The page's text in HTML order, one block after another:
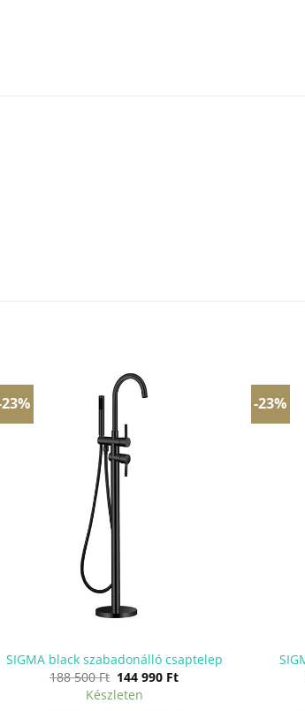
SIGMA black szabadonálló csaptelep
188 500Ft Original
price
was:
144 990 FtCurrent
Készleten
-23%